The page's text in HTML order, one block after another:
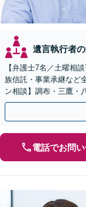
遺言執行者
【弁護士7名／土曜相
族信託・事業承継など
ン相談】調布・三鷹・
談など有料相談になる
電話でお問